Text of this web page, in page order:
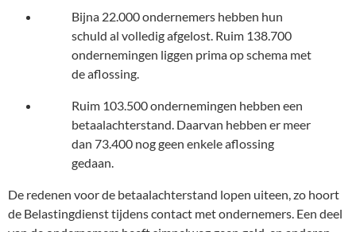
Bijna 22.000 ondernemers hebben hun
schuld al volledig afgelost. Ruim 138.700
ondernemingen liggen prima op schema met
de aflossing.
Ruim 103.500 ondernemingen hebben een
betaalachterstand. Daarvan hebben er meer
dan 73.400 nog geen enkele aflossing
gedaan.
De redenen voor de betaalachterstand lopen uiteen, zo hoort
de Belastingdienst tijdens contact met ondernemers. Een deel